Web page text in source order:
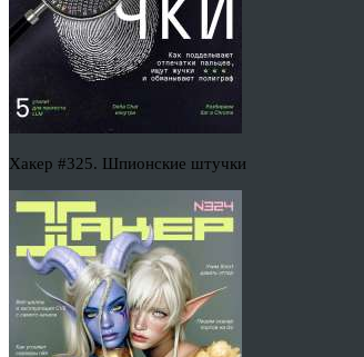
Хакер #325. Шпионские штучки